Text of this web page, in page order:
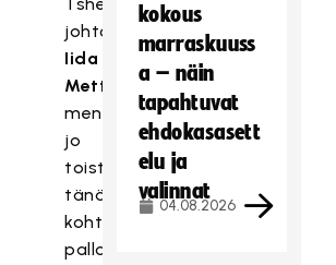
johtoon
Iida
Mettälän
menetettyä
jo
toistamiseen
tänään
kohtalokkaasti
pallon
kokous
marraskuuss
a – näin
tapahtuvat
ehdokasasett
elu ja
valinnat
04.08.2026